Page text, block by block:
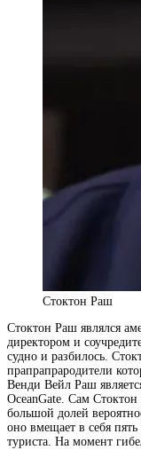
Стоктон Раш
Стоктон Раш являлся
директором и
судно и разбилось.
прапрапрародители
Венди Вейл Раш
OceanGate. Сам
большой долей
оно вмещает в себя
туриста. На момент